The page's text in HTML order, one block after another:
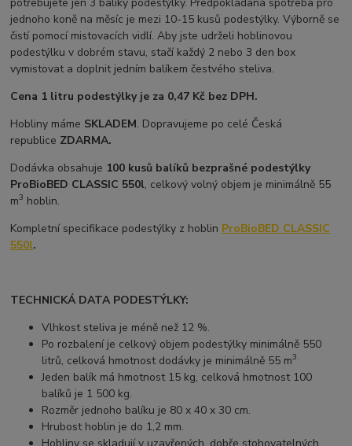
jednoho koně na měsíc je mezi 10-15 kusů podestýlky. Výborně se
čistí pomocí mistovacích vidlí. Aby jste udrželi hoblinovou
podestýlku v dobrém stavu, stačí každý 2 nebo 3 den box
vymistovat a doplnit jedním balíkem čestvého steliva.
Cena 1 litru podestýlky je za 0,47 Kč bez DPH.
Hobliny máme SKLADEM. Dopravujeme po celé Česká
republice ZDARMA.
Dodávka obsahuje 100 kusů balíků bezprašné podestýlky
ProBioBED CLASSIC 550l, celkový volný objem je minimálně 55
m3 hoblin.
Kompletní specifikace podestýlky z hoblin ProBioBED CLASSIC
550l.
TECHNICKÁ DATA PODESTÝLKY:
Vlhkost steliva je méně než 12 %.
Po rozbalení je celkový objem podestýlky minimálně 550
litrů, celková hmotnost dodávky je minimálně 55 m3.
Jeden balík má hmotnost 15 kg, celková hmotnost 100
balíků je 1 500 kg.
Rozměr jednoho balíku je 80 x 40 x 30 cm.
Hrubost hoblin je do 1,2 mm.